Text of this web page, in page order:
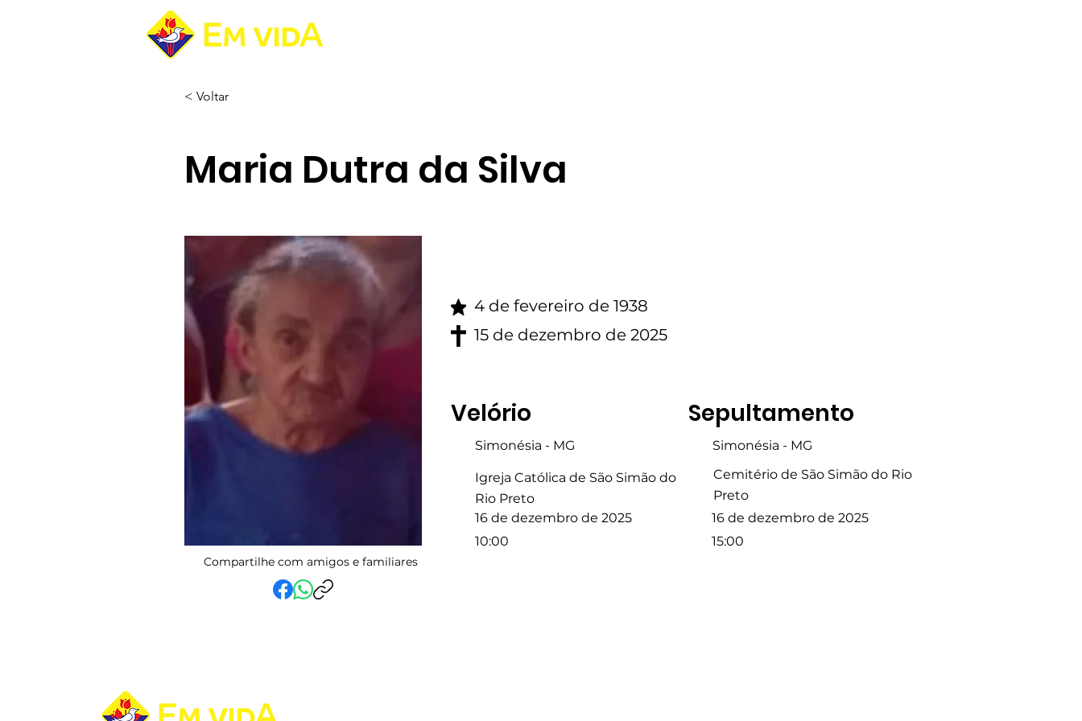
< Voltar
Maria Dutra da Silva
Compartilhe com amigos e familiares
4 de fevereiro de 1938
15 de dezembro de 2025
Velório
Simonésia - MG
Igreja Católica de São Simão do
Rio Preto
16 de dezembro de 2025
10:00
Sepultamento
Simonésia - MG
Cemitério de São Simão do Rio
Preto
16 de dezembro de 2025
15:00